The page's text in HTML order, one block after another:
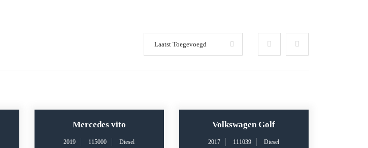
Laatst Toegevoegd
Mercedes vito
2019 115000 Diesel
Volkswagen Golf
2017 111039 Diesel